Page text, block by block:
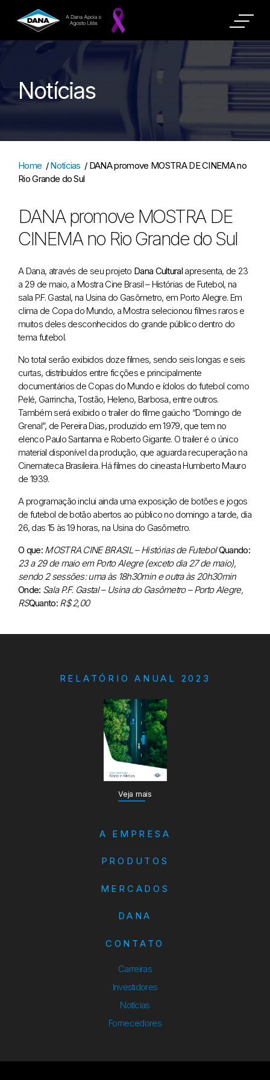
Notícias
Home /Notícias / DANA promove MOSTRA DE CINEMA no
Rio Grande do Sul
DANA promove MOSTRA DE
CINEMA no Rio Grande do Sul
A Dana, através de seu projeto Dana Cultural apresenta, de 23
a 29 de maio, a Mostra Cine Brasil – Histórias de Futebol, na
sala P.F. Gastal, na Usina do Gasômetro, em Porto Alegre. Em
clima de Copa do Mundo, a Mostra selecionou filmes raros e
muitos deles desconhecidos do grande público dentro do
tema futebol.
No total serão exibidos doze filmes, sendo seis longas e seis
curtas, distribuídos entre ficções e principalmente
documentários de Copas do Mundo e ídolos do futebol como
Pelé, Garrincha, Tostão, Heleno, Barbosa, entre outros.
Também será exibido o trailer do filme gaúcho “Domingo de
Grenal”, de Pereira Dias, produzido em 1979, que tem no
elenco Paulo Santanna e Roberto Gigante. O trailer é o único
material disponível da produção, que aguarda recuperação na
Cinemateca Brasileira. Há filmes do cineasta Humberto Mauro
de 1939.
A programação inclui ainda uma exposição de botões e jogos
de futebol de botão abertos ao público no domingo a tarde, dia
26, das 15 às 19 horas, na Usina do Gasômetro.
O que:MOSTRA CINE BRASIL – Histórias de FutebolQuando:
23 a 29 de maio em Porto Alegre (exceto dia 27 de maio),
sendo 2 sessões: uma às 18h30min e outra às 20h30min
Onde: Sala P.F. Gastal – Usina do Gasômetro – Porto Alegre,
RSQuanto:R$ 2,00
RELATÓRIO ANUAL 2023
Veja mais
A EMPRESA
PRODUTOS
MERCADOS
DANA
CONTATO
Carreiras
Investidores
Notícias
Fornecedores